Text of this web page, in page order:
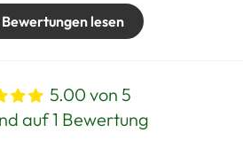
lesen
5.00 von 5
auf 1 Bewertung